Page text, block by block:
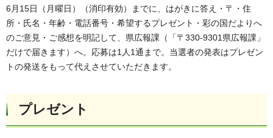
6月15日（月曜日）（消印有効）までに、はがきに答え・〒・住
所・氏名・年齢・電話番号・希望するプレゼント・彩の国だよりへ
のご意見・ご感想を明記して、県広報課（「〒330-9301県広報課」
だけで届きます）へ。応募は1人1通まで。当選者の発表はプレゼン
トの発送をもって代えさせていただきます。
プレゼント